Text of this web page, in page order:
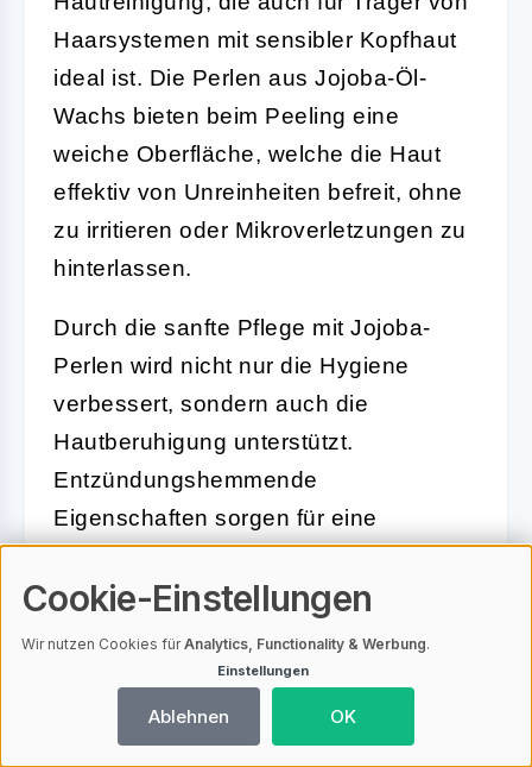
Haarsystemen mit sensibler Kopfhaut
ideal ist. Die Perlen aus Jojoba-Öl-
Wachs bieten beim Peeling eine
weiche Oberfläche, welche die Haut
effektiv von Unreinheiten befreit, ohne
zu irritieren oder Mikroverletzungen zu
hinterlassen.
Durch die sanfte Pflege mit Jojoba-
Perlen wird nicht nur die Hygiene
verbessert, sondern auch die
Hautberuhigung unterstützt.
Entzündungshemmende
Eigenschaften sorgen für eine
Spannungsgefühlen, somit tragen sie
Die Anwendung eines Peelings, das
Jojoba-Perlen beinhaltet, stimuliert
zusätzlich auf schonende Weise die
Cookie-Einstellungen
Wir nutzen Cookies fürAnalytics, Functionality & Werbung.
Einstellungen
Ablehnen OK